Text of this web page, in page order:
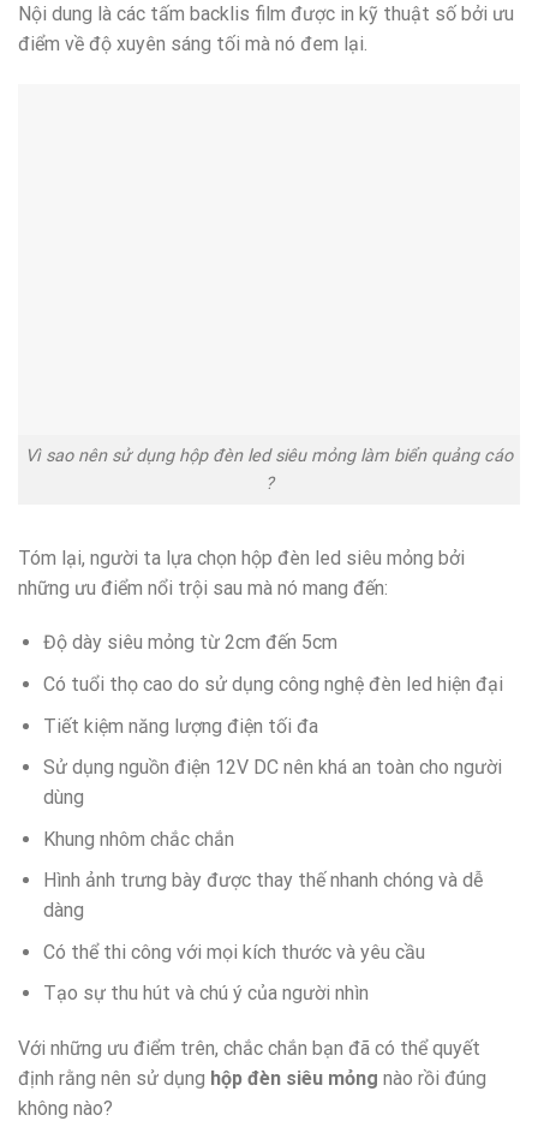
Nội dung là các tấm backlis film được in kỹ thuật số bởi ưu
điểm về độ xuyên sáng tối mà nó đem lại.
Vì sao nên sử dụng hộp đèn led siêu mỏng làm biển quảng cáo
?
Tóm lại, người ta lựa chọn hộp đèn led siêu mỏng bởi
những ưu điểm nổi trội sau mà nó mang đến:
Độ dày siêu mỏng từ 2cm đến 5cm
Có tuổi thọ cao do sử dụng công nghệ đèn led hiện đại
Tiết kiệm năng lượng điện tối đa
Sử dụng nguồn điện 12V DC nên khá an toàn cho người
dùng
Khung nhôm chắc chắn
Hình ảnh trưng bày được thay thế nhanh chóng và dễ
dàng
Có thể thi công với mọi kích thước và yêu cầu
Tạo sự thu hút và chú ý của người nhìn
Với những ưu điểm trên, chắc chắn bạn đã có thể quyết
định rằng nên sử dụng hộp đèn siêu mỏng nào rồi đúng
không nào?